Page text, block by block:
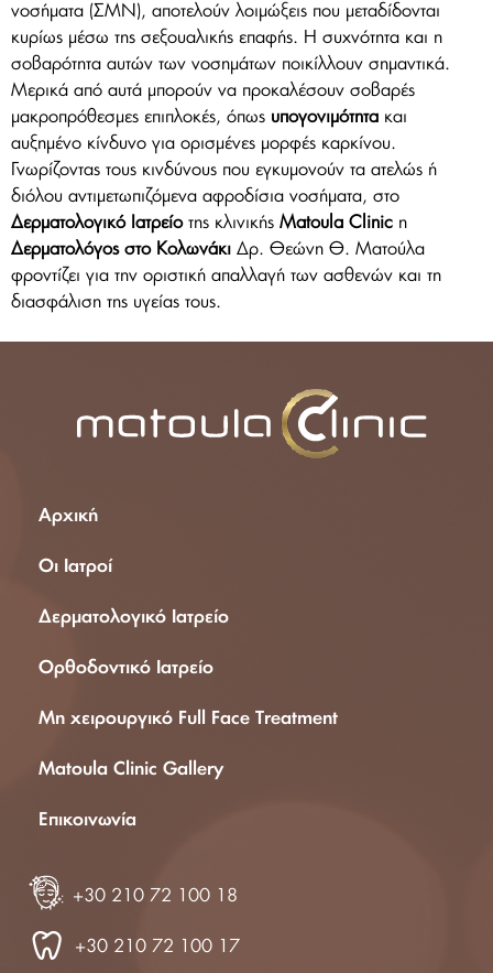
νοσήματα (ΣΜΝ), αποτελούν λοιμώξεις που μεταδίδονται
κυρίως μέσω της σεξουαλικής επαφής. Η συχνότητα και η
σοβαρότητα αυτών των νοσημάτων ποικίλλουν σημαντικά.
Μερικά από αυτά μπορούν να προκαλέσουν σοβαρές
μακροπρόθεσμες επιπλοκές, όπως υπογονιμότητα και
αυξημένο κίνδυνο για ορισμένες μορφές καρκίνου.
Γνωρίζοντας τους κινδύνους που εγκυμονούν τα ατελώς ή
διόλου αντιμετωπιζόμενα αφροδίσια νοσήματα, στο
Δερματολογικό Ιατρείο της κλινικής Matoula Clinic η
Δερματολόγος στο Κολωνάκι Δρ. Θεώνη Θ. Ματούλα
φροντίζει για την οριστική απαλλαγή των ασθενών και τη
διασφάλιση της υγείας τους.
Αρχική
Οι Ιατροί
Δερματολογικό Ιατρείο
Ορθοδοντικό Ιατρείο
Μη χειρουργικό Full Face Treatment
Matoula Clinic Gallery
Επικοινωνία
+30 210 72 100 18
+30 210 72 100 17